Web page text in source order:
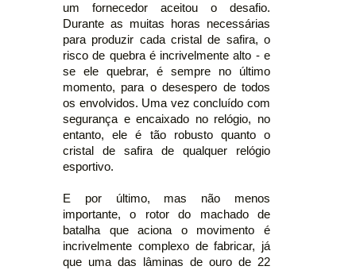
um fornecedor aceitou o desafio.
Durante as muitas horas necessárias
para produzir cada cristal de safira, o
risco de quebra é incrivelmente alto - e
se ele quebrar, é sempre no último
momento, para o desespero de todos
os envolvidos. Uma vez concluído com
segurança e encaixado no relógio, no
entanto, ele é tão robusto quanto o
cristal de safira de qualquer relógio
esportivo.
E por último, mas não menos
importante, o rotor do machado de
batalha que aciona o movimento é
incrivelmente complexo de fabricar, já
que uma das lâminas de ouro de 22